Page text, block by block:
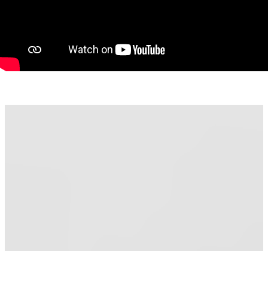
fotografii, iar în preț este inclus și locul de parcare.
Dacă ți-am stârnit interesul, nu ezita să ne contactezi pentru
Almira Boboc – Consultant Imobiliar PropertyLab